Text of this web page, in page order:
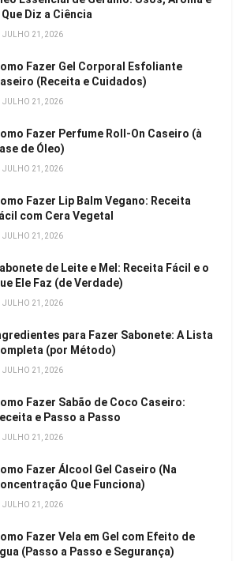
Que Diz a Ciência
JULHO 21, 2026
Fazer Gel Corporal Esfoliante
(Receita e Cuidados)
JULHO 21, 2026
Fazer Perfume Roll-On Caseiro (à
de Óleo)
JULHO 21, 2026
Fazer Lip Balm Vegano: Receita
com Cera Vegetal
JULHO 21, 2026
de Leite e Mel: Receita Fácil e o
Ele Faz (de Verdade)
JULHO 21, 2026
para Fazer Sabonete: A Lista
(por Método)
JULHO 21, 2026
Fazer Sabão de Coco Caseiro:
e Passo a Passo
JULHO 21, 2026
Fazer Álcool Gel Caseiro (Na
Que Funciona)
JULHO 21, 2026
Fazer Vela em Gel com Efeito de
(Passo a Passo e Segurança)